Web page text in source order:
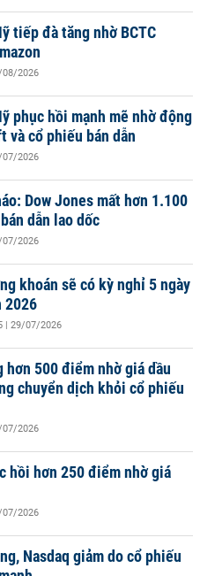
tiếp đà tăng nhờ BCTC
08/2026
phục hồi mạnh mẽ nhờ động
và cổ phiếu bán dẫn
07/2026
Dow Jones mất hơn 1.100
dẫn lao dốc
07/2026
khoán sẽ có kỳ nghỉ 5 ngày
2026
| 29/07/2026
hơn 500 điểm nhờ giá dầu
chuyển dịch khỏi cổ phiếu
07/2026
hồi hơn 250 điểm nhờ giá
07/2026
Nasdaq giảm do cổ phiếu